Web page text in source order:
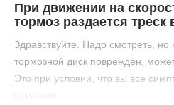
При движении на
тормоз раздается треск
Здравствуйте. Надо смотреть, но
тормозной диск поврежден,
Это при условии, что вы все